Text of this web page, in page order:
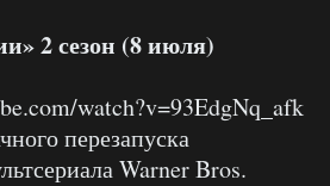
2 сезон (8 июля)
watch?v=93EdgNq_afk
перезапуска
Warner Bros.